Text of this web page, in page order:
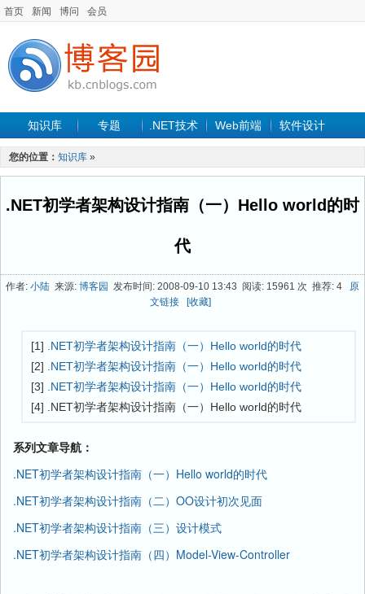
首页 新闻 博问 会员
知识库 专题 .NET技术 Web前端 软件设计
手机开发
最新文章
您的位置： 知识库 »
.NET初学者架构设计指南（一）Hello world的时
代
作者: 小陆 来源: 博客园 发布时间: 2008-09-10 13:43 阅读: 15961 次 推荐: 4 原
文链接
[收藏]
[1]
.NET初学者架构设计指南（一）Hello world的时代
[2]
.NET初学者架构设计指南（一）Hello world的时代
[3]
.NET初学者架构设计指南（一）Hello world的时代
[4] .NET初学者架构设计指南（一）Hello world的时代
系列文章导航：
.NET初学者架构设计指南（一）Hello world的时代
.NET初学者架构设计指南（二）OO设计初次见面
.NET初学者架构设计指南（三）设计模式
.NET初学者架构设计指南（四）Model-View-Controller